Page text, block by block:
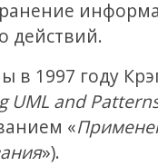
действий.
в 1997 году
UML and
«
»).